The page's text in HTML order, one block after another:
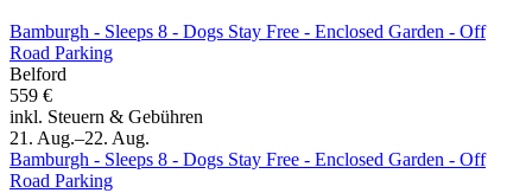
Bamburgh - Sleeps 8 - Dogs Stay Free - Enclosed Garden - Off
Road Parking
Belford
559 €
inkl. Steuern & Gebühren
21. Aug.–22. Aug.
Bamburgh - Sleeps 8 - Dogs Stay Free - Enclosed Garden - Off
Road Parking